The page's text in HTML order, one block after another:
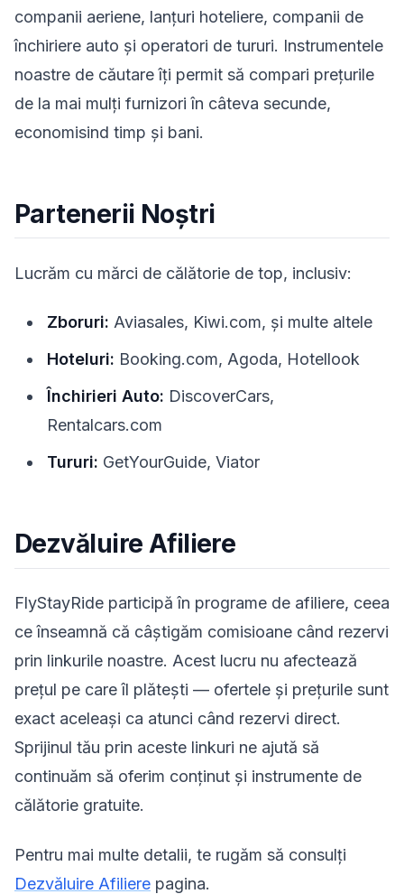
companii aeriene, lanțuri hoteliere, companii de
închiriere auto și operatori de tururi. Instrumentele
noastre de căutare îți permit să compari prețurile
de la mai mulți furnizori în câteva secunde,
economisind timp și bani.
Partenerii Noștri
Lucrăm cu mărci de călătorie de top, inclusiv:
Zboruri: Aviasales, Kiwi.com, și multe altele
Hoteluri: Booking.com, Agoda, Hotellook
Închirieri Auto: DiscoverCars,
Rentalcars.com
Tururi: GetYourGuide, Viator
Dezvăluire Afiliere
FlyStayRide participă în programe de afiliere, ceea
ce înseamnă că câștigăm comisioane când rezervi
prin linkurile noastre. Acest lucru nu afectează
prețul pe care îl plătești — ofertele și prețurile sunt
exact aceleași ca atunci când rezervi direct.
Sprijinul tău prin aceste linkuri ne ajută să
continuăm să oferim conținut și instrumente de
călătorie gratuite.
Pentru mai multe detalii, te rugăm să consulți
Dezvăluire Afiliere pagina.